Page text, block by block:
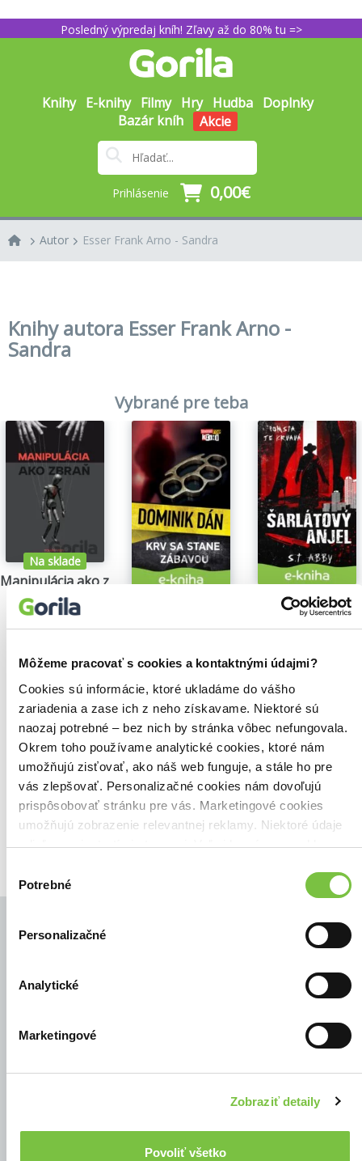
Môžeme pracovať s cookies a kontaktnými údajmi?
Cookies sú informácie, ktoré ukladáme do vášho
zariadenia a zase ich z neho získavame. Niektoré sú
naozaj potrebné – bez nich by stránka vôbec nefungovala.
Okrem toho používame analytické cookies, ktoré nám
umožňujú zisťovať, ako náš web funguje, a stále ho pre
vás zlepšovať. Personalizačné cookies nám dovoľujú
prispôsobovať stránku pre vás. Marketingové cookies
umožňujú zobrazenie relevantnej reklamy. Niektoré údaje
zdieľame aj s tretími stranami. Veľmi by nám pomohlo,
súhlasu
Potrebné
Personalizačné
Analytické
Marketingové
Zobraziť detaily
Povoliť všetko
Posledný výpredaj kníh! Zľavy až do 80% tu =>
Knihy E-knihy Filmy Hry Hudba Doplnky
Bazár kníh
Akcie
Prihlásenie 0,00€
Autor Esser Frank Arno - Sandra
Knihy autora Esser Frank Arno -
Sandra
Vybrané pre teba
Na sklade
Manipulácia ako zbraň
Tomáš Vepi
15,79€ Šarlátový anjel
S.T. Abby
5,84€
Našli sme0titulov
Zoradiť podľa: